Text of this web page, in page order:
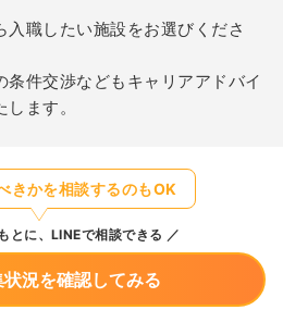
入職したい施設をお選びくださ
条件交渉などもキャリアアドバイ
ます。
きかを相談するのもOK
とに、LINEで相談できる
況を確認してみる